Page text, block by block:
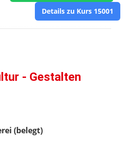
Details zu Kurs 15001
- Gestalten
(belegt)